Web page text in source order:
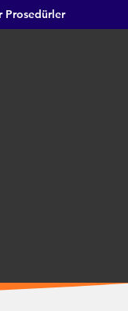
Prosedürler